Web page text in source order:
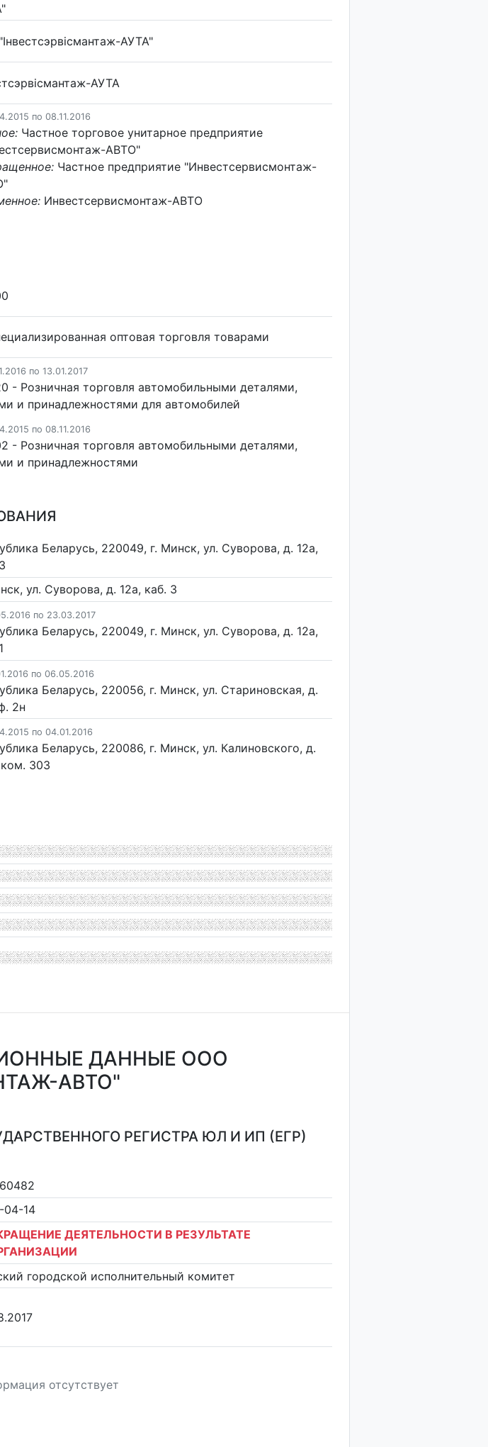
АУТА"
АУТА
по 08.11.2016
Частное торговое унитарное предприятие
АВТО"
Частное предприятие "Инвестсервисмонтаж-
Инвестсервисмонтаж-АВТО
оптовая торговля товарами
по 13.01.2017
- Розничная торговля автомобильными деталями,
и принадлежностями для автомобилей
по 08.11.2016
- Розничная торговля автомобильными деталями,
и принадлежностями
Беларусь, 220049, г. Минск, ул. Суворова, д. 12а,
ул. Суворова, д. 12а, каб. 3
по 23.03.2017
Беларусь, 220049, г. Минск, ул. Суворова, д. 12а,
по 06.05.2016
Беларусь, 220056, г. Минск, ул. Стариновская, д.
2н
по 04.01.2016
Беларусь, 220086, г. Минск, ул. Калиновского, д.
ком. 303
ДАННЫЕ ООО
АВТО"
РЕГИСТРА ЮЛ И ИП (ЕГР)
04-14
ДЕЯТЕЛЬНОСТИ В РЕЗУЛЬТАТЕ
городской исполнительный комитет
отсутствует